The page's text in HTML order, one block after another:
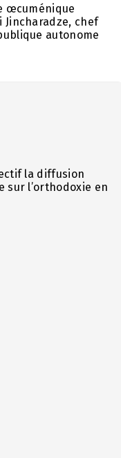
œcuménique
Jincharadze, chef
autonome
la diffusion
sur l’orthodoxie en